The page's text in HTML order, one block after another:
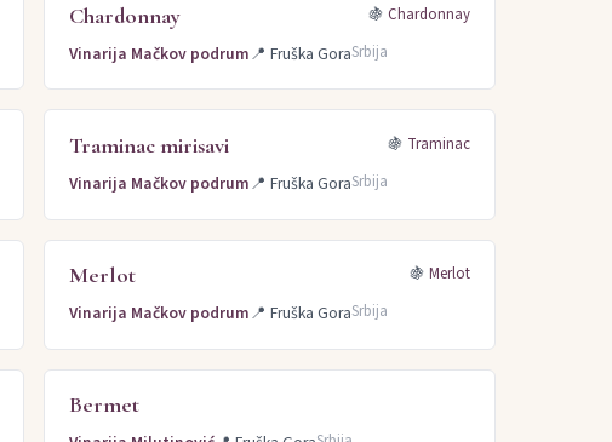
Chardonnay 🍇 Chardonnay
Vinarija Mačkov podrum📍 Fruška GoraSrbija
Traminac mirisavi 🍇 Traminac
Vinarija Mačkov podrum📍 Fruška GoraSrbija
Merlot 🍇 Merlot
Vinarija Mačkov podrum📍 Fruška GoraSrbija
Bermet